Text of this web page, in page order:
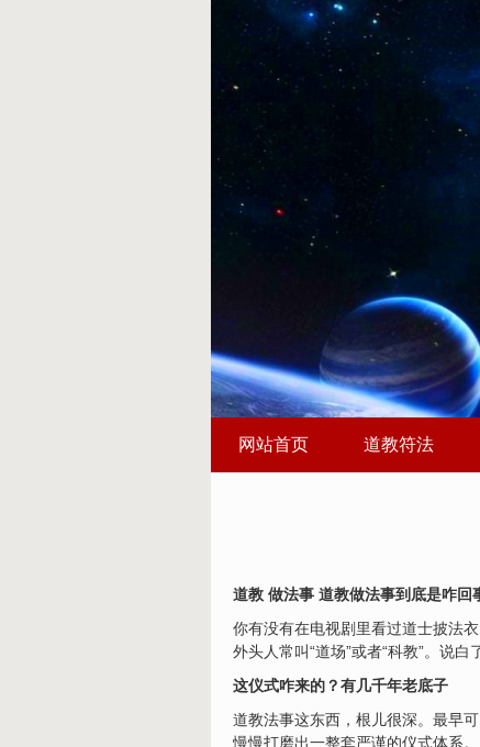
网站首页 道教符法
道教 做法事 道教做法事到底是咋回
你有没有在电视剧里看过道士披法
外头人常叫“道场”或者“科教”。说
这仪式咋来的？有几千年老底子
道教法事这东西，根儿很深。最早
慢慢打磨出一整套严谨的仪式体系